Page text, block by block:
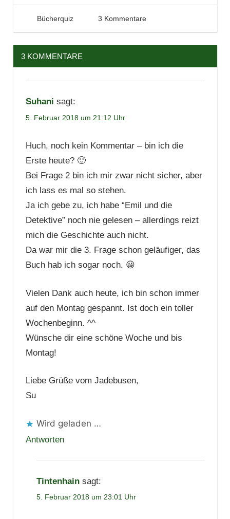
5. Februar 2018
Tintenhain
Bücherquiz 3 Kommentare
3 KOMMENTARE
Suhani sagt:
5. Februar 2018 um 21:12 Uhr
Huch, noch kein Kommentar – bin ich die
Erste heute? 🙂
Bei Frage 2 bin ich mir zwar nicht sicher, aber
ich lass es mal so stehen.
Ja ich gebe zu, ich habe “Emil und die
Detektive” noch nie gelesen – allerdings reizt
mich die Geschichte auch nicht.
Da war mir die 3. Frage schon geläufiger, das
Buch hab ich sogar noch. 😀
Vielen Dank auch heute, ich bin schon immer
auf den Montag gespannt. Ist doch ein toller
Wochenbeginn. ^^
Wünsche dir eine schöne Woche und bis
Montag!
Liebe Grüße vom Jadebusen,
Su
Wird geladen …
Antworten
Tintenhain sagt:
5. Februar 2018 um 23:01 Uhr